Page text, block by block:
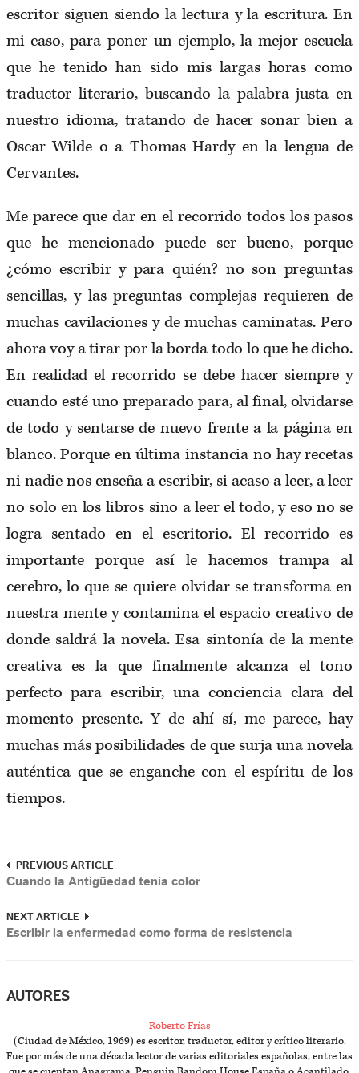
escritor siguen siendo la lectura y la escritura. En
mi caso, para poner un ejemplo, la mejor escuela
que he tenido han sido mis largas horas como
traductor literario, buscando la palabra justa en
nuestro idioma, tratando de hacer sonar bien a
Oscar Wilde o a Thomas Hardy en la lengua de
Cervantes.
Me parece que dar en el recorrido todos los pasos
que he mencionado puede ser bueno, porque
¿cómo escribir y para quién? no son preguntas
sencillas, y las preguntas complejas requieren de
muchas cavilaciones y de muchas caminatas. Pero
ahora voy a tirar por la borda todo lo que he dicho.
En realidad el recorrido se debe hacer siempre y
cuando esté uno preparado para, al final, olvidarse
de todo y sentarse de nuevo frente a la página en
blanco. Porque en última instancia no hay recetas
ni nadie nos enseña a escribir, si acaso a leer, a leer
no solo en los libros sino a leer el todo, y eso no se
logra sentado en el escritorio. El recorrido es
importante porque así le hacemos trampa al
cerebro, lo que se quiere olvidar se transforma en
nuestra mente y contamina el espacio creativo de
donde saldrá la novela. Esa sintonía de la mente
creativa es la que finalmente alcanza el tono
perfecto para escribir, una conciencia clara del
momento presente. Y de ahí sí, me parece, hay
muchas más posibilidades de que surja una novela
auténtica que se enganche con el espíritu de los
tiempos.
PREVIOUS ARTICLE
Cuando la Antigüedad tenía color
NEXT ARTICLE
Escribir la enfermedad como forma de resistencia
AUTORES
Roberto Frías
(Ciudad de México, 1969) es escritor, traductor, editor y crítico literario.
Fue por más de una década lector de varias editoriales españolas, entre las